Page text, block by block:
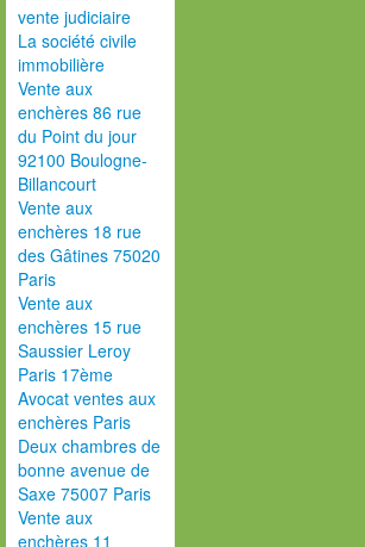
vente judiciaire
La société civile
immobilière
Vente aux
enchères 86 rue
du Point du jour
92100 Boulogne-
Billancourt
Vente aux
enchères 18 rue
des Gâtines 75020
Paris
Vente aux
enchères 15 rue
Saussier Leroy
Paris 17ème
Avocat ventes aux
enchères Paris
Deux chambres de
bonne avenue de
Saxe 75007 Paris
Vente aux
enchères 11